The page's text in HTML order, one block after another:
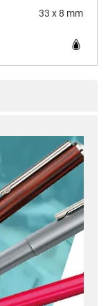
33 x 8 mm